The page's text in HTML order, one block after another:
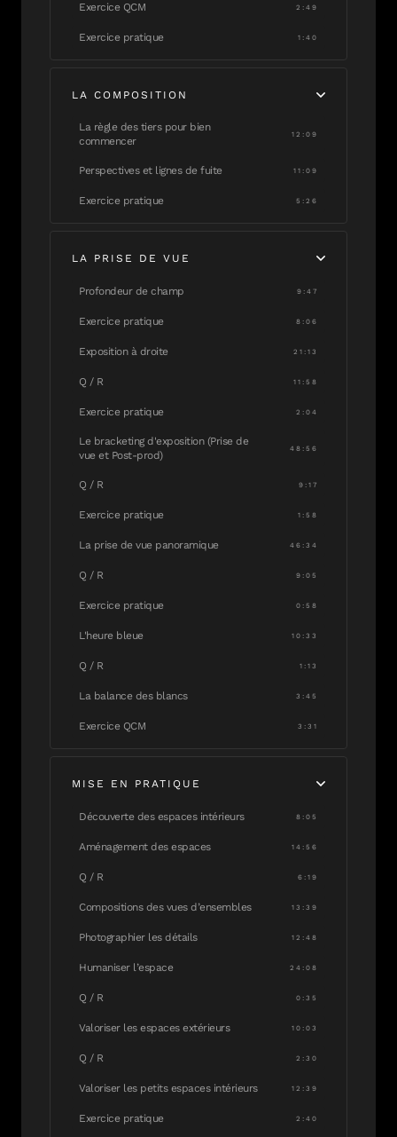
Exercice QCM 2:49
Exercice pratique 1:40
LA COMPOSITION
La règle des tiers pour bien
commencer
12:09
Perspectives et lignes de fuite 11:09
Exercice pratique 5:26
LA PRISE DE VUE
Profondeur de champ 9:47
Exercice pratique 8:06
Exposition à droite 21:13
Q / R 11:58
Exercice pratique 2:04
Le bracketing d'exposition (Prise de
vue et Post-prod)
48:56
Q / R 9:17
Exercice pratique 1:58
La prise de vue panoramique 46:34
Q / R 9:05
Exercice pratique 0:58
L'heure bleue 10:33
Q / R 1:13
La balance des blancs 3:45
Exercice QCM 3:31
MISE EN PRATIQUE
Découverte des espaces intérieurs 8:05
Aménagement des espaces 14:56
Q / R 6:19
Compositions des vues d’ensembles 13:39
Photographier les détails 12:48
Humaniser l’espace 24:08
Q / R 0:35
Valoriser les espaces extérieurs 10:03
Q / R 2:30
Valoriser les petits espaces intérieurs 12:39
Exercice pratique 2:40